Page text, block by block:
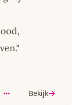
Bekijk